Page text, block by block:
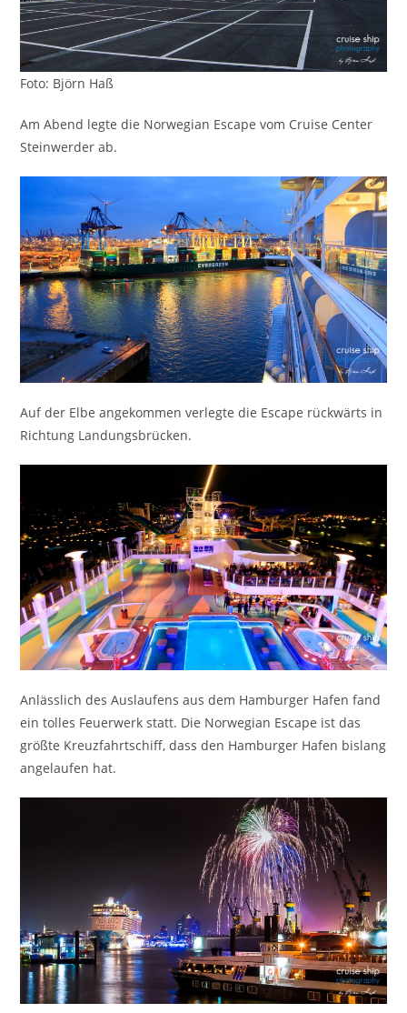
Foto: Björn Haß
Am Abend legte die Norwegian Escape vom Cruise Center
Steinwerder ab.
Auf der Elbe angekommen verlegte die Escape rückwärts in
Richtung Landungsbrücken.
Anlässlich des Auslaufens aus dem Hamburger Hafen fand
ein tolles Feuerwerk statt. Die Norwegian Escape ist das
größte Kreuzfahrtschiff, dass den Hamburger Hafen bislang
angelaufen hat.